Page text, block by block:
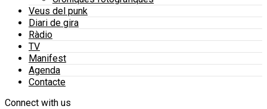
Veus del punk
Diari de gira
Ràdio
TV
Manifest
Agenda
Contacte
Connect with us